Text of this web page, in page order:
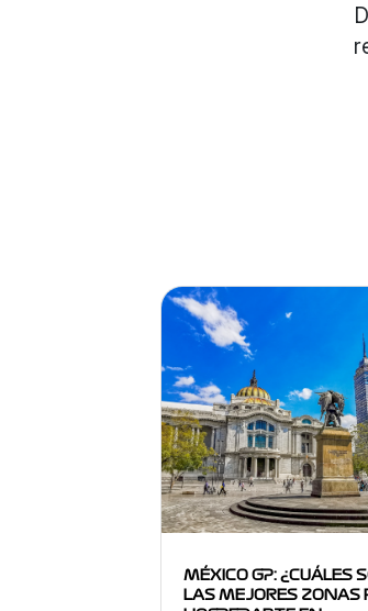
MÉXICO GP: ¿CUÁLES
LAS MEJORES ZONAS